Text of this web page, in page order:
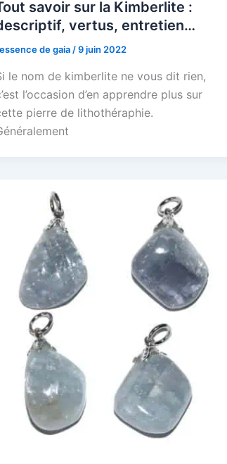
savoir sur la Kimberlite :
vertus, entretien…
de gaia/9 juin 2022
le nom de kimberlite ne vous dit rien,
l’occasion d’en apprendre plus sur
pierre de lithothéraphie.